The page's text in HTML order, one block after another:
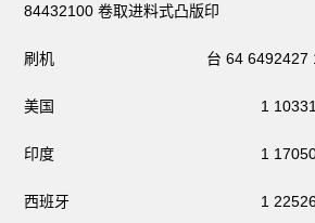
84432100 卷取进料式凸版印
刷机 台 64 6492427
美国 1 10331
印度 1 17050
西班牙 1 225267